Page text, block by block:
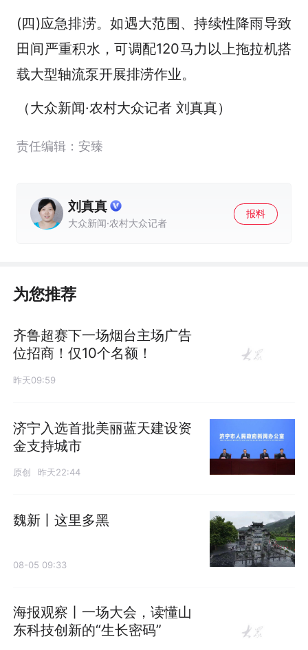
(四)应急排涝。如遇大范围、持续性降雨导致
田间严重积水，可调配120马力以上拖拉机搭
载大型轴流泵开展排涝作业。
（大众新闻·农村大众记者 刘真真）
责任编辑：安臻
刘真真
大众新闻·农村大众记者
报料
为您推荐
齐鲁超赛下一场烟台主场广告
位招商！仅10个名额！
昨天09:59
济宁入选首批美丽蓝天建设资
金支持城市
原创 昨天22:44
魏新丨这里多黑
08-05 09:33
海报观察丨一场大会，读懂山
东科技创新的“生长密码”